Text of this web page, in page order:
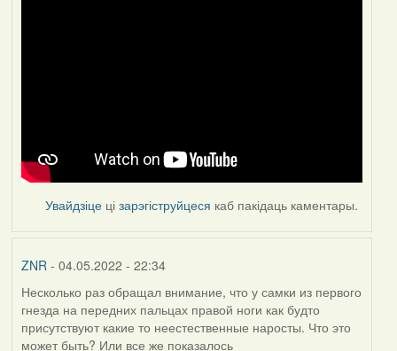
Увайдзіце цізарэгіструйцеся каб пакідаць каментары.
ZNR - 04.05.2022 - 22:34
Несколько раз обращал внимание, что у самки из первого
гнезда на передних пальцах правой ноги как будто
присутствуют какие то неестественные наросты. Что это
может быть? Или все же показалось